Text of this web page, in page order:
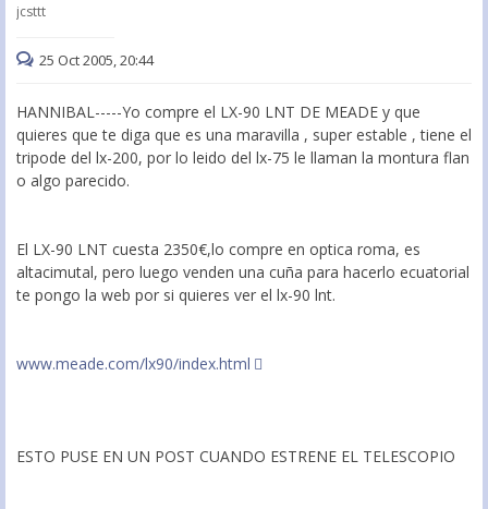
jcsttt
25 Oct 2005, 20:44
HANNIBAL-----Yo compre el LX-90 LNT DE MEADE y que
quieres que te diga que es una maravilla , super estable , tiene el
tripode del lx-200, por lo leido del lx-75 le llaman la montura flan
o algo parecido.
El LX-90 LNT cuesta 2350€,lo compre en optica roma, es
altacimutal, pero luego venden una cuña para hacerlo ecuatorial
te pongo la web por si quieres ver el lx-90 lnt.
www.meade.com/lx90/index.html
ESTO PUSE EN UN POST CUANDO ESTRENE EL TELESCOPIO